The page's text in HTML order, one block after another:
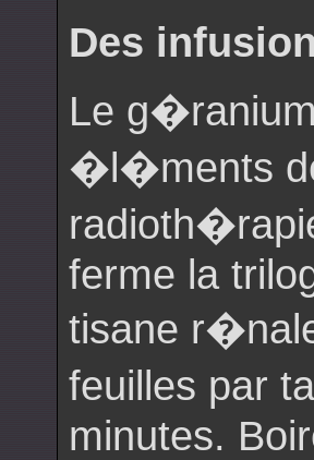
Des
Le
�l�ments
ferme la
tisane
feuilles par
minutes.